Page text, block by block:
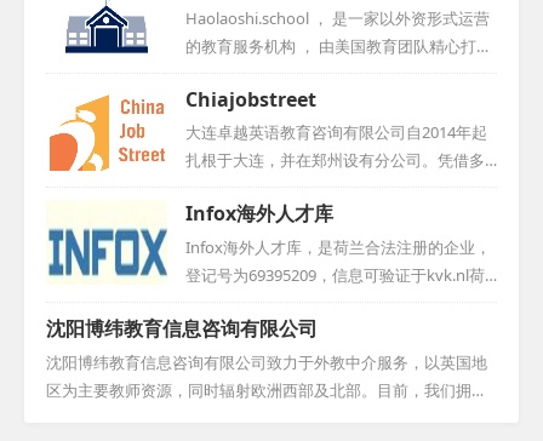
石家庄分公司更是荣获市外专局颁发的2020
年度引智工作站称号。...
Haolaoshi.school ， 是一家以外资形式运营
的教育服务机构 ， 由美国教育团队精心打造
， 总部位于香港 。 其主要业务聚焦于协助中
国学校招聘外籍教师 ， 以充分满足教学需求
。 此外 ， 为更好地服务外籍教师 ， 公司在
重庆设立了分支机构 ， 提供全方位的支持 。
线上平台Haolaoshi . school的推出 ， 旨在为
求职者呈现众多权威工作机会的同时 ， 还提
供TEFL证书培训服务 。 该公司运营模式类似
猎头公司 ， 旨在确保外教符合学校各项要求
， 并维护双方的权益 。 其目标在于推动东
西...
Chiajobstreet
大连卓越英语教育咨询有限公司自2014年起
扎根于大连，并在郑州设有分公司。凭借多
年的外教服务市场经验，我们建立了完善的
海外招聘渠道，并积累了丰富的外教管理经
验。目前，我们致力于为全国各地的幼儿
园、培训学校、公立学校以及国际学校等机
构提供全职外教中介服务，确保学校机构能
够高效、合规地引进优秀的外籍教育人才。...
Infox海外人才库
Infox海外人才库，是荷兰合法注册的企业，
登记号为69395209，信息可验证于kvk.nl荷
兰工商局官网。我们致力于搜寻与推荐外籍
教育人才，特别是那些对教育事业怀有满腔
热情、富有爱心和责任心的优秀个体。无论
是经验丰富的教育专家，还是怀揣梦想的毕
沈阳博纬教育信息咨询有限公司
沈阳博纬教育信息咨询有限公司致力于外教中介服务，以英国地
区为主要教师资源，同时辐射欧洲西部及北部。目前，我们拥有